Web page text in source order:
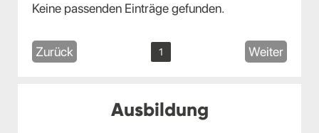
Keine passenden Einträge gefunden.
Zurück 1 Weiter
Ausbildung